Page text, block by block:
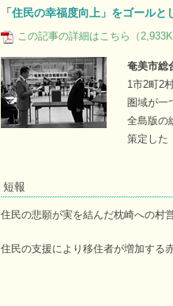
「住民の幸福度向上」をゴールと
この記事の詳細はこちら（
奄美市
1市2町2
圏域が一
全島版の
策定した
短報
住民の悲願が実を結んだ枕崎への村
住民の支援により移住者が増加する